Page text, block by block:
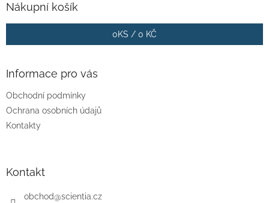
Nákupní košík
0KS / 0 KČ
Informace pro vás
Obchodní podmínky
Ochrana osobních údajů
Kontakty
Kontakt
obchod@scientia.cz